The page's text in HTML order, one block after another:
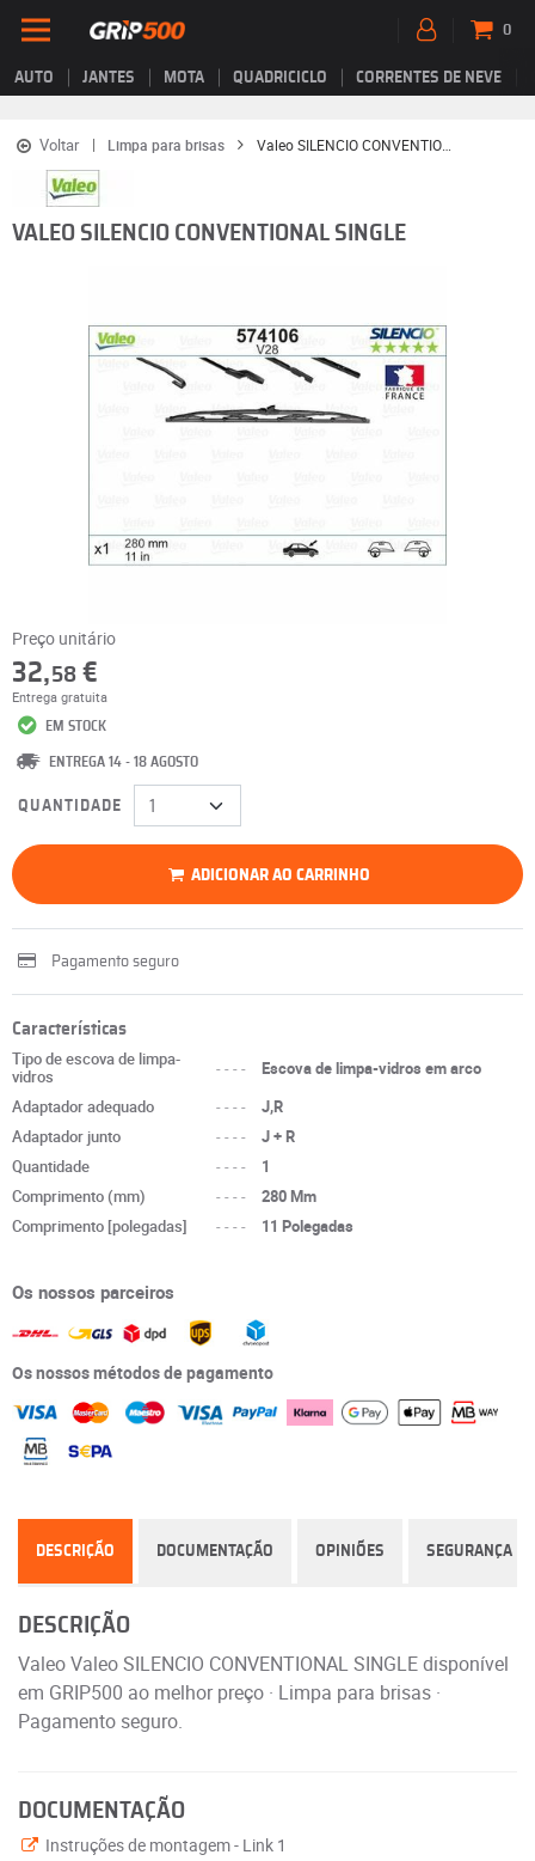
AUTO JANTES MOTA QUADRICICLO CORRENTES DE NEVE
0
Voltar Limpa para brisas Valeo SILENCIO CONVENTIONAL SINGLE
VALEO SILENCIO CONVENTIONAL SINGLE
Preço unitário
32,58 €
Entrega gratuita
EM STOCK
ENTREGA 14 - 18 AGOSTO
QUANTIDADE
ADICIONAR AO CARRINHO
Pagamento seguro
Características
Tipo de escova de limpa-
vidros
----
Escova de limpa-vidros em arco
Adaptador adequado
----
J,R
Adaptador junto
----
J + R
Quantidade
----
1
Comprimento (mm)
----
280 Mm
Comprimento [polegadas]
---- 11 Polegadas
Os nossos parceiros
Os nossos métodos de pagamento
DESCRIÇÃO DOCUMENTAÇÃO OPINIÕES SEGURANÇA
DESCRIÇÃO
Valeo Valeo SILENCIO CONVENTIONAL SINGLE disponível
em GRIP500 ao melhor preço · Limpa para brisas ·
Pagamento seguro.
DOCUMENTAÇÃO
Instruções de montagem - Link 1